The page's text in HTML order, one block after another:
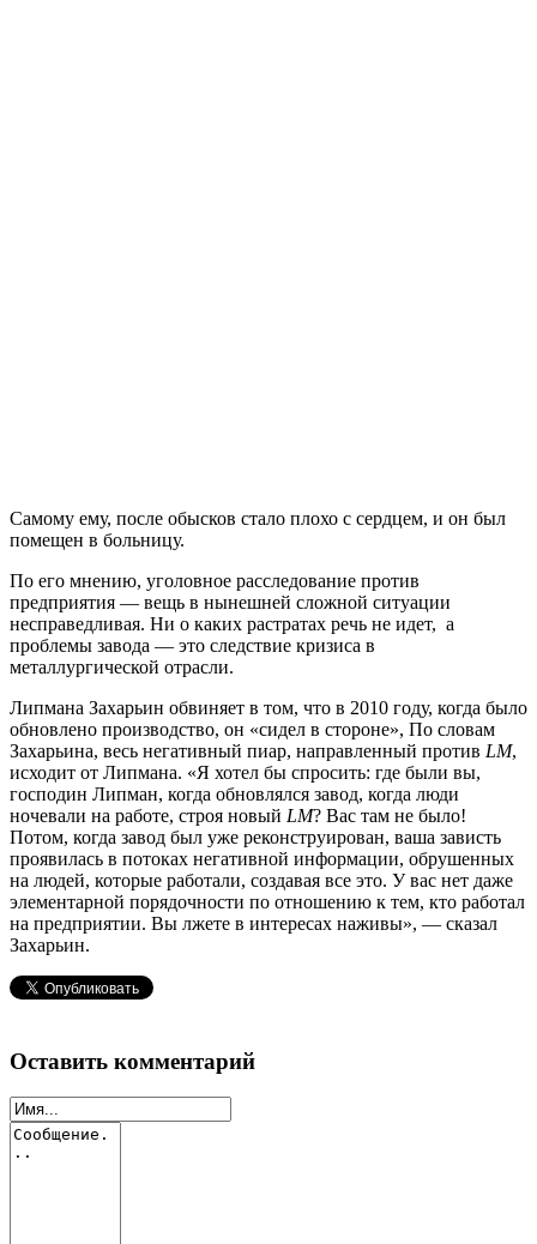
Самому ему, после обысков стало плохо с сердцем, и он был
помещен в больницу.
По его мнению, уголовное расследование против
предприятия — вещь в нынешней сложной ситуации
несправедливая. Ни о каких растратах речь не идет, а
проблемы завода — это следствие кризиса в
металлургической отрасли.
Липмана Захарьин обвиняет в том, что в 2010 году, когда было
обновлено производство, он «сидел в стороне», По словам
Захарьина, весь негативный пиар, направленный против LM,
исходит от Липмана. «Я хотел бы спросить: где были вы,
господин Липман, когда обновлялся завод, когда люди
ночевали на работе, строя новый LM? Вас там не было!
Потом, когда завод был уже реконструирован, ваша зависть
проявилась в потоках негативной информации, обрушенных
на людей, которые работали, создавая все это. У вас нет даже
элементарной порядочности по отношению к тем, кто работал
на предприятии. Вы лжете в интересах наживы», — сказал
Захарьин.
Оставить комментарий